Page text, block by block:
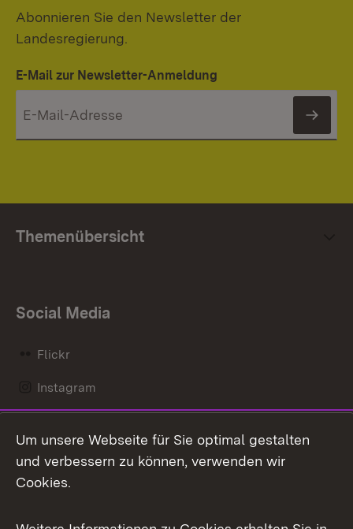
Abonnieren Sie den Newsletter der
Landesregierung.
E-Mail zur Newsletter-Anmeldung
Themenübersicht
Social Media
Flickr
Instagram
Mastodon
Messenger
Social Wall
Um unsere Webseite für Sie optimal gestalten
und verbessern zu können, verwenden wir
Cookies.